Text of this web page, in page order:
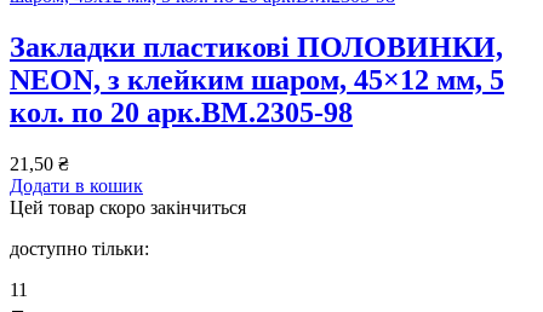
Закладки пластикові ПОЛОВИНКИ,
NEON, з клейким шаром, 45×12 мм, 5
кол. по 20 арк.BM.2305-98
21,50 ₴
Додати в кошик
Цей товар скоро закінчиться
доступно тільки:
11